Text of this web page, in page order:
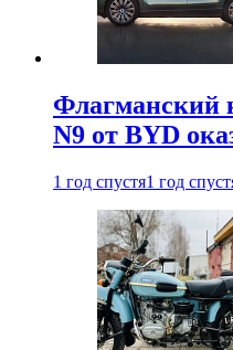
Флагманский
N9 от BYD
1 год спустя1 год